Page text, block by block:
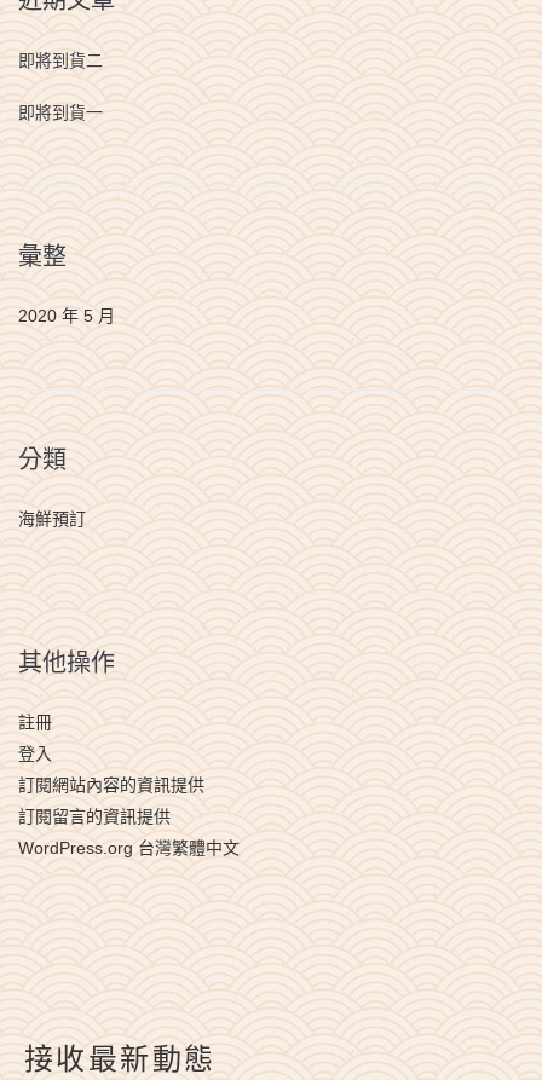
即將到貨二
即將到貨一
彙整
2020 年 5 月
分類
海鮮預訂
其他操作
註冊
登入
訂閱網站內容的資訊提供
訂閱留言的資訊提供
WordPress.org 台灣繁體中文
接收最新動態